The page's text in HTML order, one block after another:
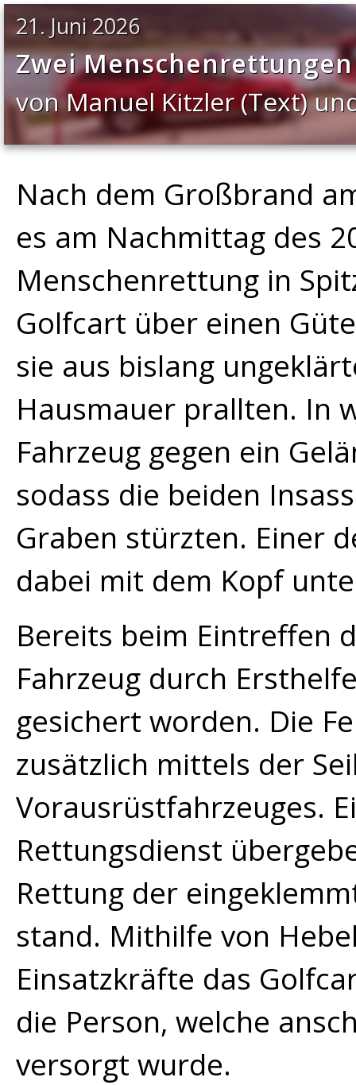
21. Juni 2026
Zwei
von Manuel Kitzler (Text)
Nach dem Großbrand
es am Nachmittag des
Menschenrettung in
Golfcart über einen
sie aus bislang
Hausmauer prallten. In
Fahrzeug gegen ein
sodass die beiden
Graben stürzten. Einer
dabei mit dem Kopf
Bereits beim Eintreffen
Fahrzeug durch
gesichert worden. Die
zusätzlich mittels der
Vorausrüstfahrzeuges.
Rettungsdienst
Rettung der
stand. Mithilfe von
Einsatzkräfte das
die Person, welche
versorgt wurde.